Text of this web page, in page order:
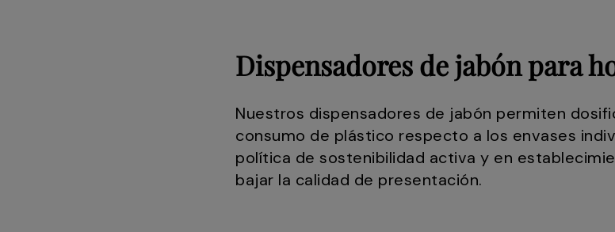
Dispensadores de jabón para
Nuestros dispensadores de jabón permiten
consumo de plástico respecto a los envases
política de sostenibilidad activa y en
bajar la calidad de presentación.